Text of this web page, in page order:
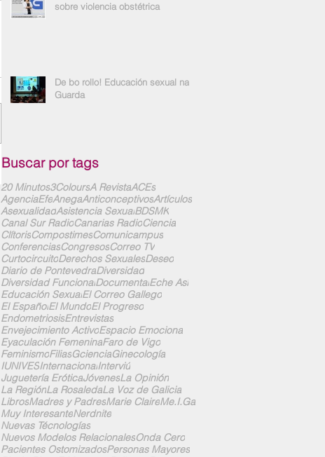
sobre violencia obstétrica
De bo rollo! Educación sexual na
Guarda
Buscar por tags
20 Minutos3ColoursA RevistaACEs
AgenciaEfeAnegaAnticonceptivosArtículos
AsexualidadAsistencia SexualBDSMK
Canal Sur RadioCanarias RadioCiencia
ClítorisCompostimesComunicampus
ConferenciasCongresosCorreo TV
CurtocircuitoDerechos SexualesDeseo
Diario de PontevedraDiversidad
Diversidad FuncionalDocumentalEche Así
Educación SexualEl Correo Gallego
El EspañolEl MundoEl Progreso
EndometriosisEntrevistas
Envejecimiento ActivoEspacio Emociona
Eyaculación FemeninaFaro de Vigo
FeminismoFiliasGcienciaGinecología
IUNIVESInternacionalInterviú
Juguetería EróticaJóvenesLa Opinión
La RegiónLa RosaledaLa Voz de Galicia
LibrosMadres y PadresMarie ClaireMe.I.Ga
Muy InteresanteNerdnite
Nuevas Técnologías
Nuevos Modelos RelacionalesOnda Cero
Pacientes OstomizadosPersonas Mayores